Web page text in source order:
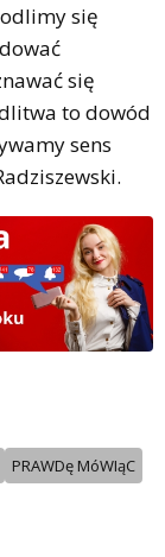
się
się
to dowód
sens
PRAWDę MóWIąC